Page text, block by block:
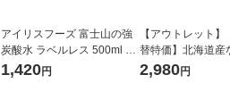
アイリスフーズ 富士山の強
炭酸水 ラベルレス 500ml 1
箱（24本入）
1,420円
【アウトレット】
替特価】北海道産
し 無洗米 5kg 1袋
2,980円